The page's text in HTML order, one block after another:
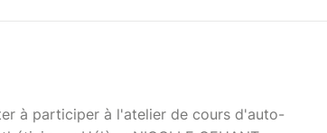
à participer à l'atelier de cours d'auto-